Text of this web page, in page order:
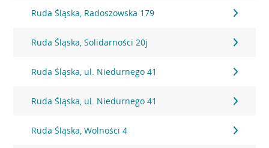
Ruda Śląska, Radoszowska 179
Ruda Śląska, Solidarności 20j
Ruda Śląska, ul. Niedurnego 41
Ruda Śląska, ul. Niedurnego 41
Ruda Śląska, Wolności 4